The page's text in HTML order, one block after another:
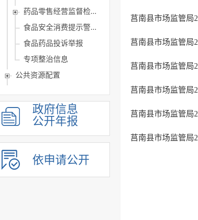
药品零售经营监督检...
食品安全消费提示警...
食品药品投诉举报
专项整治信息
公共资源配置
涉农补贴
旅游信息
市政建设
突发事件及灾害事故应...
政府信息
公开年报
依申请公开
莒南县市场监管局
莒南县市场监管局
莒南县市场监管局
莒南县市场监管局
莒南县市场监管局
莒南县市场监管局